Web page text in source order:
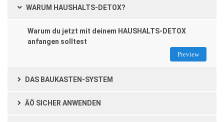
WARUM HAUSHALTS-DETOX?
Warum du jetzt mit deinem HAUSHALTS-DETOX
anfangen solltest
Preview
DAS BAUKASTEN-SYSTEM
ÄÖ SICHER ANWENDEN